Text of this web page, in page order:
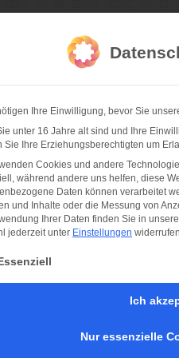
Feste
Ihre Einwilligung, bevor Sie
unter 16 Jahre alt sind und Ihre
Sie Ihre Erziehungsberechtigten um
Cookies und andere
während andere uns helfen, diese
Daten können verarbeitet
und Inhalte oder die Messung von
Ihrer Daten finden Sie in
jederzeit unter Einstellungen
eine Liste der Service-Gruppen, für
Ich
Nur essenzielle